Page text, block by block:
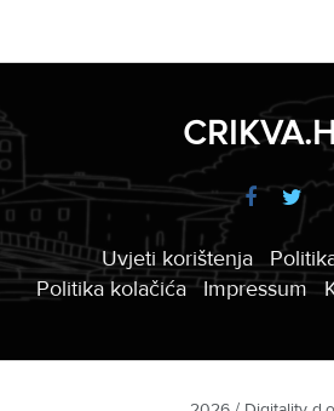
Uvjeti korištenja
Politika kolačića
Impressum